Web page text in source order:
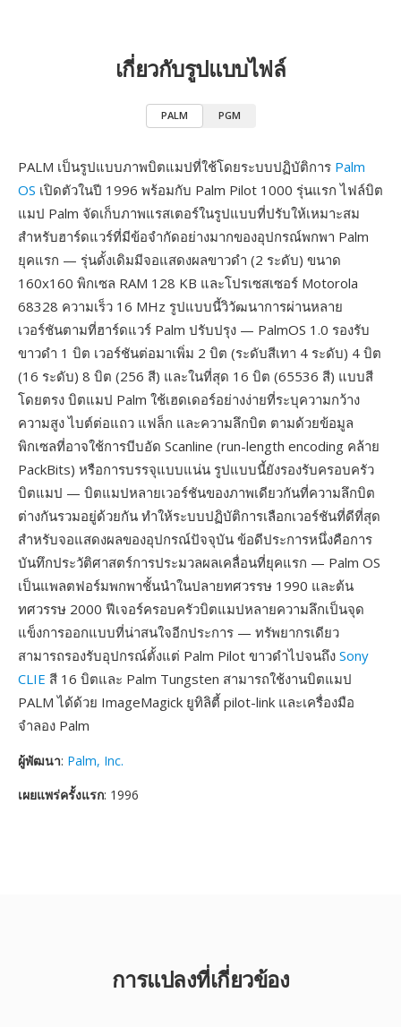
เกี่ยวกับรูปแบบไฟล์
PALM PGM
PALM เป็นรูปแบบภาพบิตแมปที่ใช้โดยระบบปฏิบัติการ Palm
OS เปิดตัวในปี 1996 พร้อมกับ Palm Pilot 1000 รุ่นแรก ไฟล์บิต
แมป Palm จัดเก็บภาพแรสเตอร์ในรูปแบบที่ปรับให้เหมาะสม
สำหรับฮาร์ดแวร์ที่มีข้อจำกัดอย่างมากของอุปกรณ์พกพา Palm
ยุคแรก — รุ่นดั้งเดิมมีจอแสดงผลขาวดำ (2 ระดับ) ขนาด
160x160 พิกเซล RAM 128 KB และโปรเซสเซอร์ Motorola
68328 ความเร็ว 16 MHz รูปแบบนี้วิวัฒนาการผ่านหลาย
เวอร์ชันตามที่ฮาร์ดแวร์ Palm ปรับปรุง — PalmOS 1.0 รองรับ
ขาวดำ 1 บิต เวอร์ชันต่อมาเพิ่ม 2 บิต (ระดับสีเทา 4 ระดับ) 4 บิต
(16 ระดับ) 8 บิต (256 สี) และในที่สุด 16 บิต (65536 สี) แบบสี
โดยตรง บิตแมป Palm ใช้เฮดเดอร์อย่างง่ายที่ระบุความกว้าง
ความสูง ไบต์ต่อแถว แฟล็ก และความลึกบิต ตามด้วยข้อมูล
พิกเซลที่อาจใช้การบีบอัด Scanline (run-length encoding คล้าย
PackBits) หรือการบรรจุแบบแน่น รูปแบบนี้ยังรองรับครอบครัว
บิตแมป — บิตแมปหลายเวอร์ชันของภาพเดียวกันที่ความลึกบิต
ต่างกันรวมอยู่ด้วยกัน ทำให้ระบบปฏิบัติการเลือกเวอร์ชันที่ดีที่สุด
สำหรับจอแสดงผลของอุปกรณ์ปัจจุบัน ข้อดีประการหนึ่งคือการ
บันทึกประวัติศาสตร์การประมวลผลเคลื่อนที่ยุคแรก — Palm OS
เป็นแพลตฟอร์มพกพาชั้นนำในปลายทศวรรษ 1990 และต้น
ทศวรรษ 2000 ฟีเจอร์ครอบครัวบิตแมปหลายความลึกเป็นจุด
แข็งการออกแบบที่น่าสนใจอีกประการ — ทรัพยากรเดียว
สามารถรองรับอุปกรณ์ตั้งแต่ Palm Pilot ขาวดำไปจนถึง Sony
CLIE สี 16 บิตและ Palm Tungsten สามารถใช้งานบิตแมป
PALM ได้ด้วย ImageMagick ยูทิลิตี้ pilot-link และเครื่องมือ
จำลอง Palm
ผู้พัฒนา: Palm, Inc.
เผยแพร่ครั้งแรก: 1996
การแปลงที่เกี่ยวข้อง